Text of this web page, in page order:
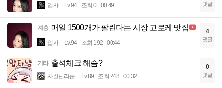
입사 Lv.94 조회 0 00:49 댓글
계층 매일 1500개가 팔린다는 시장 고로케 맛집
입사 Lv.94 조회 192 00:44
4
댓글
기타 출석체크 해슴?
사실난라쿤 Lv.89 조회 248 00:32
0
댓글